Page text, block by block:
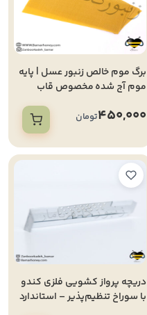
برگ موم خالص زنبور عسل | پایه
موم آج شده مخصوص قاب
450,000تومان
دریچه پرواز کشویی فلزی کندو
با سوراخ تنظیم‌پذیر – استاندارد